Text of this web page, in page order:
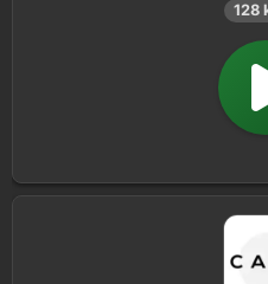
128